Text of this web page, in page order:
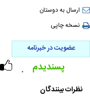
ارسال به دوستان
نسخه چاپی
عضویت در خبرنامه
۰ پسندیدم
نظرات بینندگان